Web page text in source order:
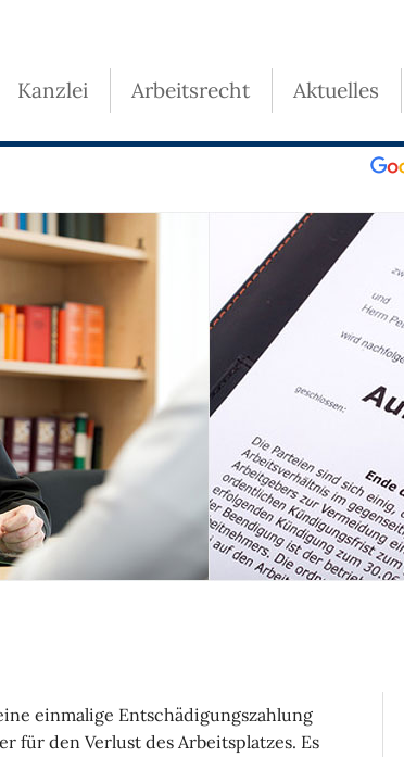
Kanzlei Arbeitsrecht Aktuelles
einmalige Entschädigungszahlung
für den Verlust des Arbeitsplatzes. Es